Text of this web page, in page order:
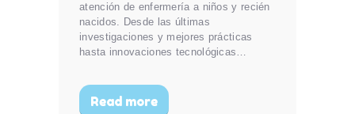
atención de enfermería a niños y recién
nacidos. Desde las últimas
investigaciones y mejores prácticas
hasta innovaciones tecnológicas…
Read more